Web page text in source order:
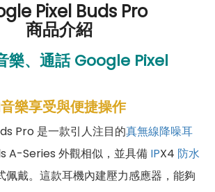
Pixel Buds Pro
商品介紹
樂、通話Google Pixel
樂享受與便捷操作
Pro 是一款引人注目的真無線降噪耳
A-Series 外觀相似，並具備 IPX4 防水
佩戴。這款耳機內建壓力感應器，能夠